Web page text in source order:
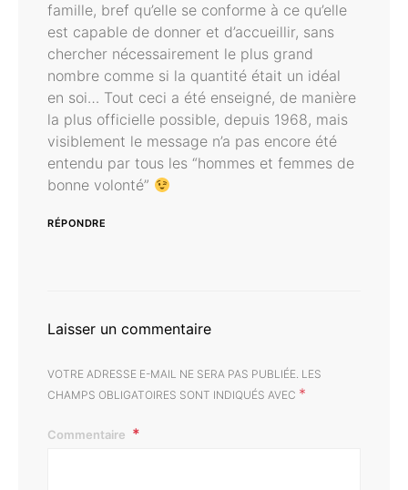
famille, bref qu’elle se conforme à ce qu’elle
est capable de donner et d’accueillir, sans
chercher nécessairement le plus grand
nombre comme si la quantité était un idéal
en soi… Tout ceci a été enseigné, de manière
la plus officielle possible, depuis 1968, mais
visiblement le message n’a pas encore été
entendu par tous les “hommes et femmes de
bonne volonté”
RÉPONDRE
Laisser un commentaire
VOTRE ADRESSE E-MAIL NE SERA PAS PUBLIÉE. LES
CHAMPS OBLIGATOIRES SONT INDIQUÉS AVEC *
Commentaire